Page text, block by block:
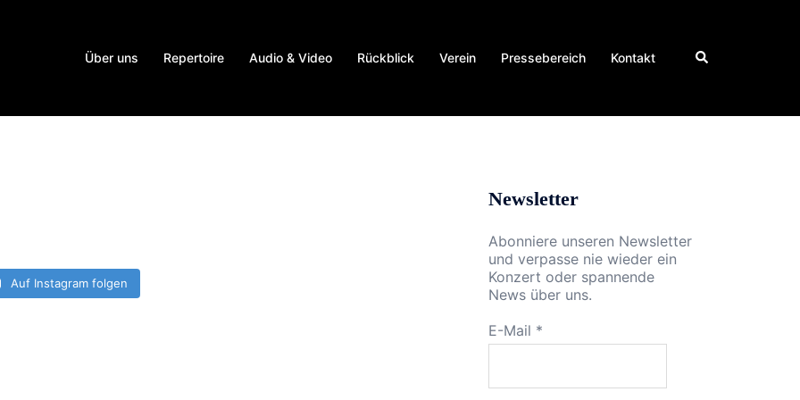
Über uns Repertoire Audio & Video Rückblick Verein Pressebereich Kontakt Suche
Auf Instagram folgen
Newsletter
Abonniere unseren Newsletter
und verpasse nie wieder ein
Konzert oder spannende
News über uns.
E-Mail *